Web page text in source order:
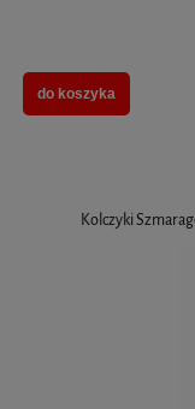
do koszyka
Kolczyki